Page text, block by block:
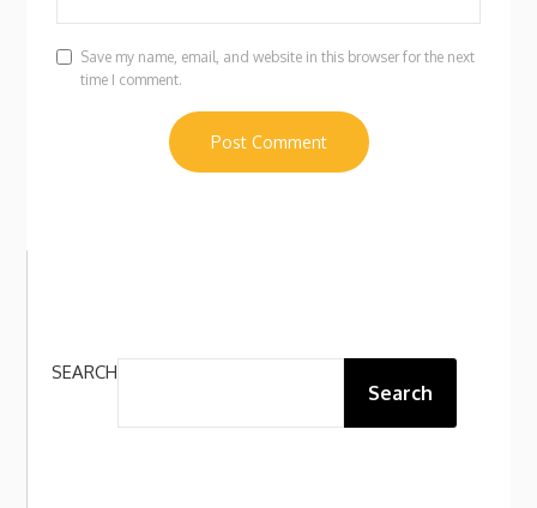
Save my name, email, and website in this browser for the next
time I comment.
SEARCH
Search